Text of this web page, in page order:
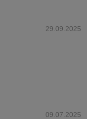
29.09.2025
09.07.2025